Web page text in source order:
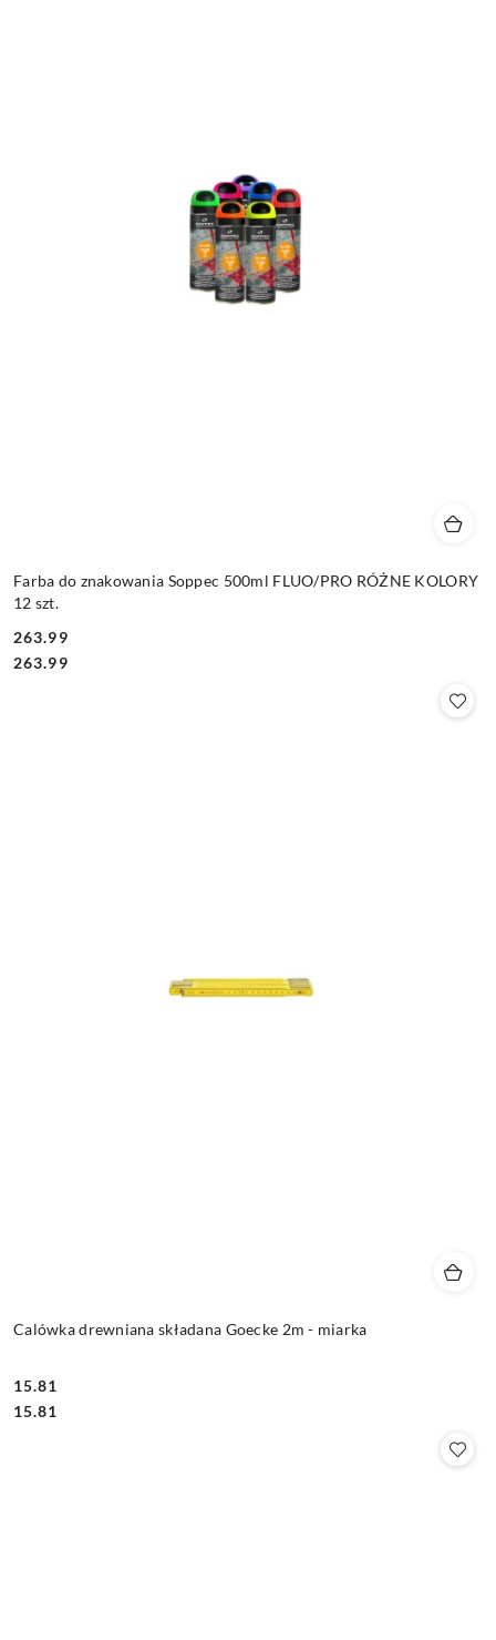
Farba do znakowania Soppec 500ml FLUO/PRO RÓŻNE KOLORY
12 szt.
Cena:
263.99
Cena:
263.99
Calówka drewniana składana Goecke 2m - miarka
Cena:
15.81
Cena:
15.81